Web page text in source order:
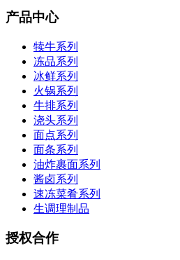
产品中心
犊牛系列
冻品系列
冰鲜系列
火锅系列
牛排系列
浇头系列
面点系列
面条系列
油炸裹面系列
酱卤系列
速冻菜肴系列
生调理制品
授权合作